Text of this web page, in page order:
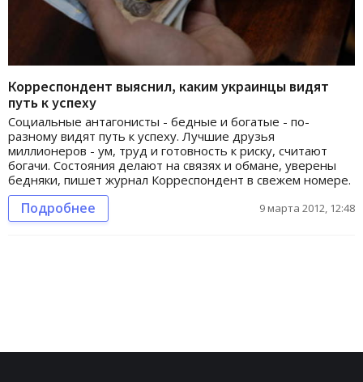
Корреспондент выяснил, каким украинцы видят
путь к успеху
Социальные антагонисты - бедные и богатые - по-
разному видят путь к успеху. Лучшие друзья
миллионеров - ум, труд и готовность к риску, считают
богачи. Состояния делают на связях и обмане, уверены
бедняки, пишет журнал Корреспондент в свежем номере.
Подробнее 9 марта 2012, 12:48